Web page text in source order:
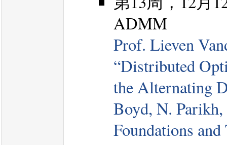
ADMM
Prof. Lieven
“Distributed
the Alternating
Boyd, N. Parikh,
Foundations